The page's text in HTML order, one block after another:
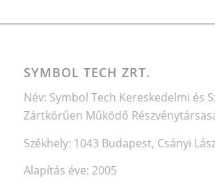
SYMBOL TECH ZRT.
Név: Symbol Tech Kereskedelmi és
Zártkörűen Működő
Székhely: 1043 Budapest, Csányi
Alapítás éve: 2005